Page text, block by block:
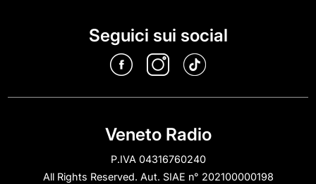
Seguici sui social
Veneto Radio
P.IVA 04316760240
All Rights Reserved. Aut. SIAE n° 202100000198